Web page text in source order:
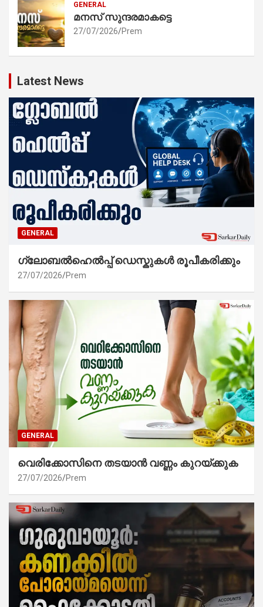
GENERAL
മനസ് സുന്ദരമാകട്ടെ
27/07/2026 Prem
Latest News
GENERAL
ഗ്ലോബൽഹെൽപ്പ് ഡെസ്കുകൾ രൂപീകരിക്കും
27/07/2026 Prem
GENERAL
വെരിക്കോസിനെ തടയാൻ വണ്ണം കുറയ്ക്കുക
27/07/2026 Prem